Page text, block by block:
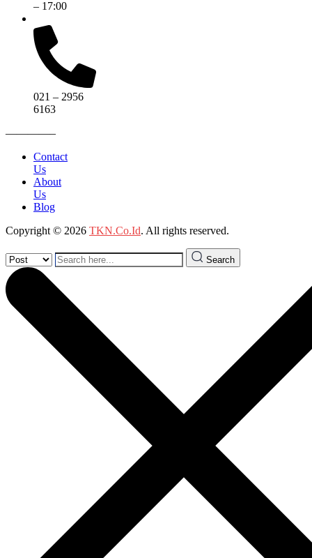
– 17:00
021 – 2956
6163
————–
Contact
Us
About
Us
Blog
Copyright © 2026 TKN.Co.Id. All rights reserved.
Search